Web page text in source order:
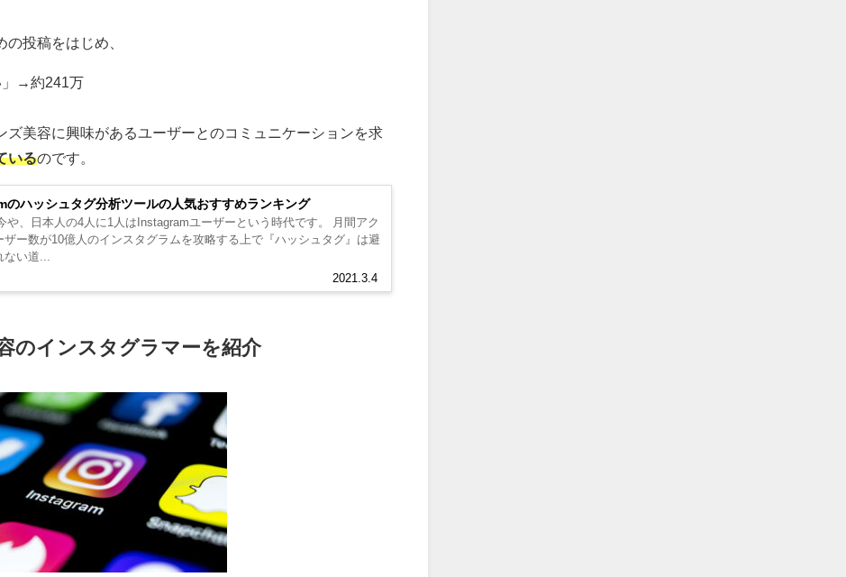
投稿をはじめ、
」→約241万
ズ美容に興味があるユーザーとのコミュニケーションを求
いるのです。
のハッシュタグ分析ツールの人気おすすめランキング
2021.3.4
や、日本人の4人に1人はInstagramユーザーという時代です。 月間アク
ザー数が10億人のインスタグラムを攻略する上で『ハッシュタグ』は避
い道...
のインスタグラマーを紹介